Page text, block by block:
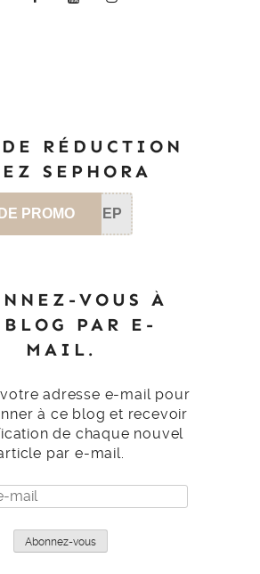
RÉDUCTION
SEPHORA
PROMO SEP
VOUS À
BLOG PAR E-
MAIL.
votre adresse e-mail pour
à ce blog et recevoir
de chaque nouvel
par e-mail.
Abonnez-vous